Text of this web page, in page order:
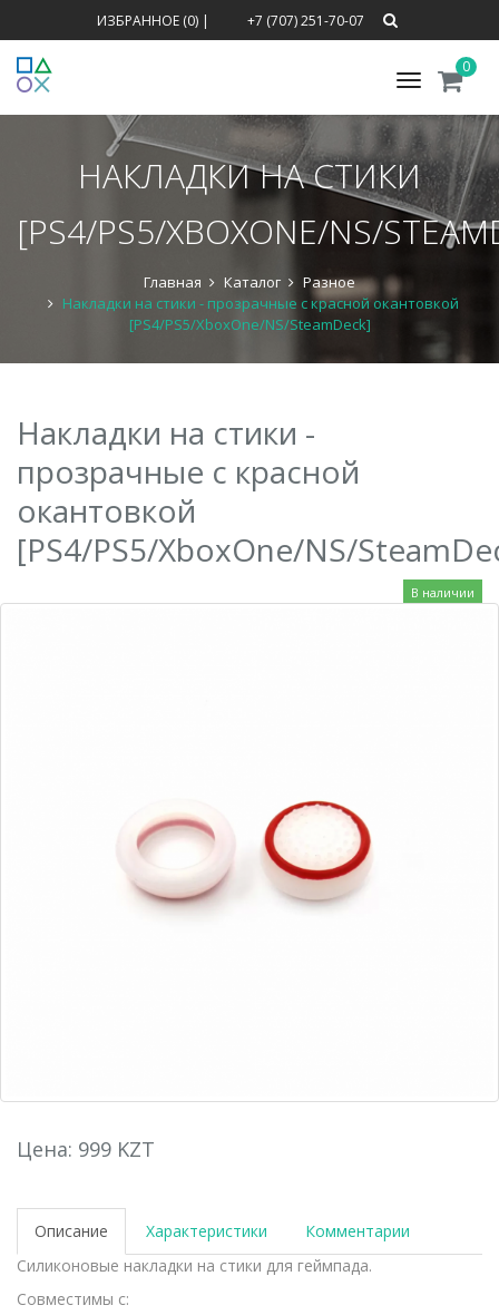
ИЗБРАННОЕ (0)| +7 (707) 251-70-07
Меню
0
НАКЛАДКИ НА СТИКИ
[PS4/PS5/XBOXONE/NS/
Главная Каталог
Разное
Накладки на стики - прозрачные с красной окантовкой
[PS4/PS5/XboxOne/NS/SteamDeck]
Накладки на стики -
прозрачные с красной
окантовкой
[PS4/PS5/XboxOne/NS/
В наличии
Цена: 999 KZT
Описание Характеристики
Комментарии
Cиликоновые накладки на стики для геймпада.
Совместимы с: